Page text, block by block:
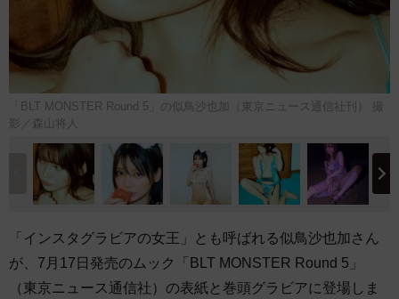
「BLT MONSTER Round 5」の似鳥沙也加（東京ニュース通信社刊） 撮
影／森山将人
「インスタグラビアの女王」とも呼ばれる似鳥沙也加さん
が、7月17日発売のムック「BLT MONSTER Round 5」
（東京ニュース通信社）の表紙と巻頭グラビアに登場しま